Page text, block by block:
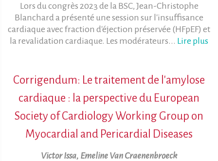
Lors du congrès 2023 de la BSC, Jean-Christophe
Blanchard a présenté une session sur l'insuffisance
cardiaque avec fraction d'éjection préservée (HFpEF) et
la revalidation cardiaque. Les modérateurs... Lire plus
Corrigendum: Le traitement de l'amylose
cardiaque : la perspective du European
Society of Cardiology Working Group on
Myocardial and Pericardial Diseases
Victor Issa, Emeline Van Craenenbroeck